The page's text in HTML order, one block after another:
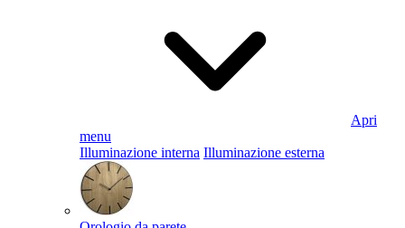
Apri
menu
Illuminazione interna Illuminazione esterna